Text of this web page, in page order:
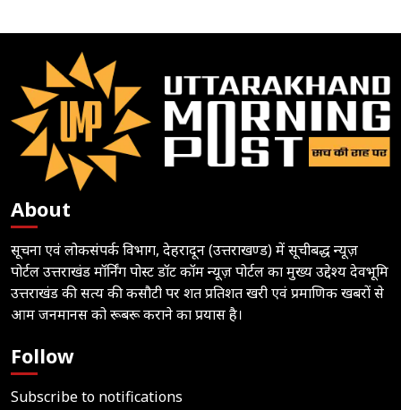
About
सूचना एवं लोकसंपर्क विभाग, देहरादून (उत्तराखण्ड) में सूचीबद्ध न्यूज़
पोर्टल उत्तराखंड मॉर्निंग पोस्ट डॉट कॉम न्यूज़ पोर्टल का मुख्य उद्देश्य देवभूमि
उत्तराखंड की सत्य की कसौटी पर शत प्रतिशत खरी एवं प्रमाणिक खबरों से
आम जनमानस को रूबरू कराने का प्रयास है।
Follow
Subscribe to notifications